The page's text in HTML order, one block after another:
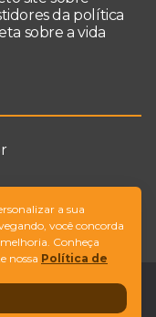
da política
sobre a vida
a sua
você concorda
Conheça
nossa Política de